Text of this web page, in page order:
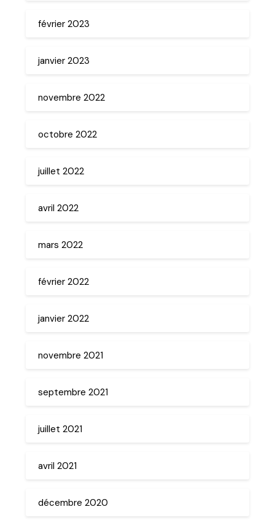
février 2023
janvier 2023
novembre 2022
octobre 2022
juillet 2022
avril 2022
mars 2022
février 2022
janvier 2022
novembre 2021
septembre 2021
juillet 2021
avril 2021
décembre 2020